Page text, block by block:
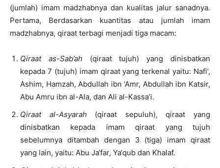
(jumlah) imam madzhabnya dan kualitas jalur sanadnya.
Pertama, Berdasarkan kuantitas atau jumlah imam
madzhabnya, qiraat terbagi menjadi tiga macam:
Qiraat as-Sab’ah (qiraat tujuh) yang dinisbatkan
kepada 7 (tujuh) imam qiraat yang terkenal yaitu: Nafi’,
Ashim, Hamzah, Abdullah ibn ‘Amr, Abdullah ibn Katsir,
Abu Amru ibn al-Ala, dan Ali al-Kassa’i.
Qiraat al-Asyarah (qiraat sepuluh), qiraat yang
dinisbatkan kepada imam qiraat yang tujuh
sebelumnya ditambah dengan 3 (tiga) imam qiraat
yang lain, yaitu: Abu Ja‘far, Ya‘qub dan Khalaf.